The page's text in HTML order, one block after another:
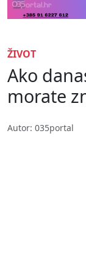
ŽIVOT
Ako
morate
Autor: 035portal